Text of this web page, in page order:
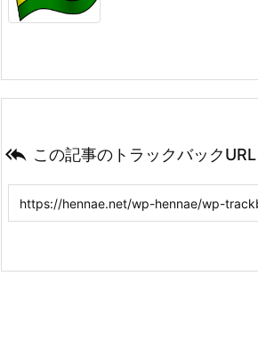
 この記事のトラックバックURL